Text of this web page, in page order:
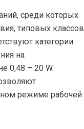
среди которых
типовых классов
категории
на
0,48 – 20 W.
режиме рабочей